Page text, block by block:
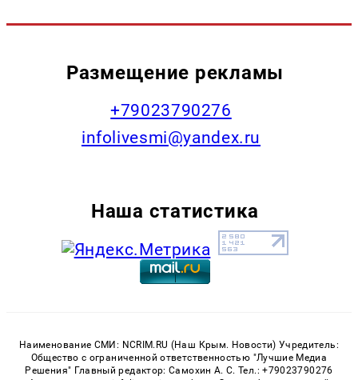
Размещение рекламы
+79023790276
infolivesmi@yandex.ru
Наша статистика
Наименование СМИ: NCRIM.RU (Наш Крым. Новости) Учредитель:
Общество с ограниченной ответственностью "Лучшие Медиа
Решения" Главный редактор: Самохин А. С. Тел.: +79023790276